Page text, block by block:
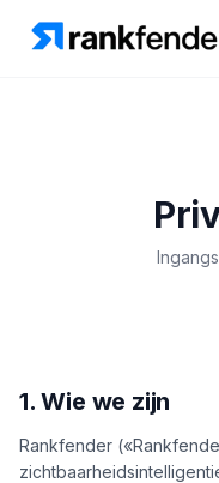
Concurrentietracking
tools
Prijzen
1. Wie we zijn
Rankfender